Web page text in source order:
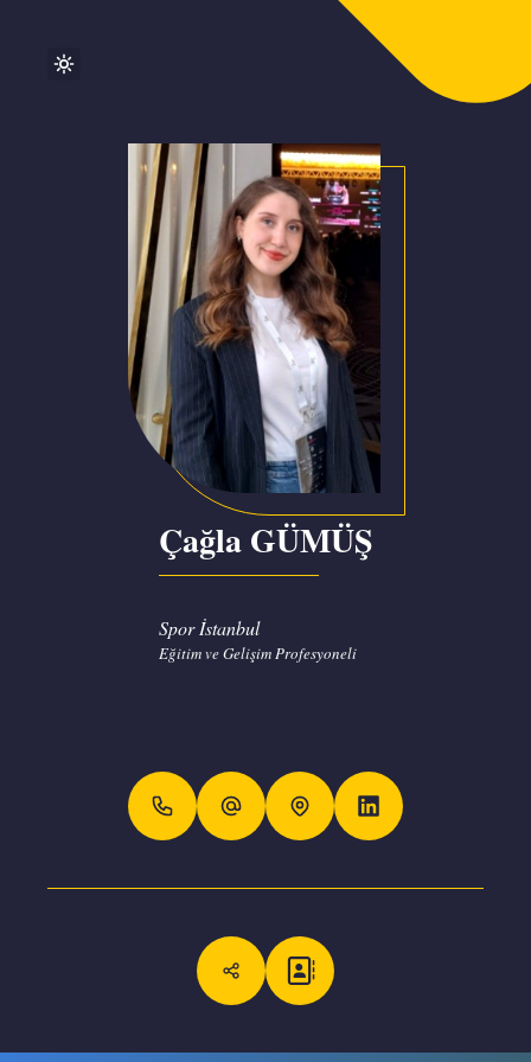
Çağla GÜMÜŞ
Spor İstanbul
Eğitim ve Gelişim Profesyoneli